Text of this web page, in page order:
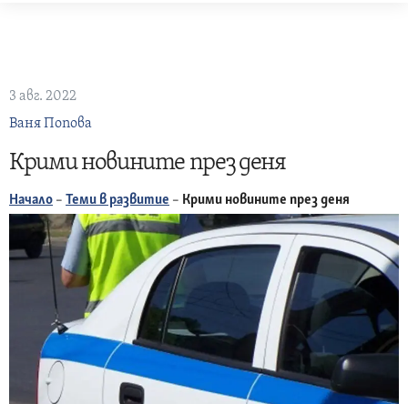
3 авг. 2022
Ваня Попова
Крими новините през деня
Начало – Теми в развитие – Крими новините през деня